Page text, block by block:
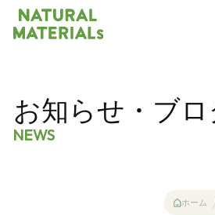
お知らせ・ブロ
NEWS
ホーム